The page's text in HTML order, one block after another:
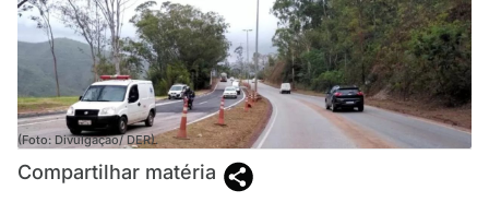
(Foto: Divulgação/ DER).
Compartilhar matéria